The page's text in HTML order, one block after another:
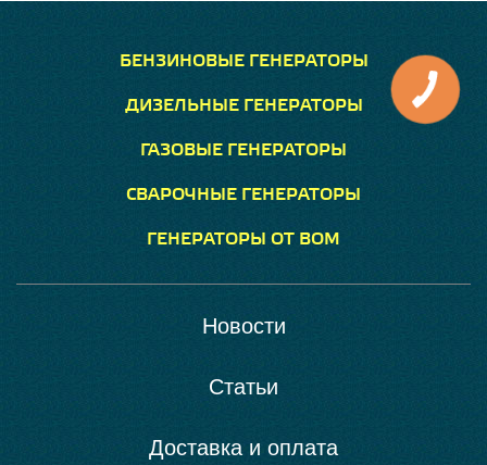
БЕНЗИНОВЫЕ ГЕНЕРАТОРЫ
ДИЗЕЛЬНЫЕ ГЕНЕРАТОРЫ
ГАЗОВЫЕ ГЕНЕРАТОРЫ
СВАРОЧНЫЕ ГЕНЕРАТОРЫ
ГЕНЕРАТОРЫ ОТ ВОМ
Новости
Статьи
Доставка и оплата